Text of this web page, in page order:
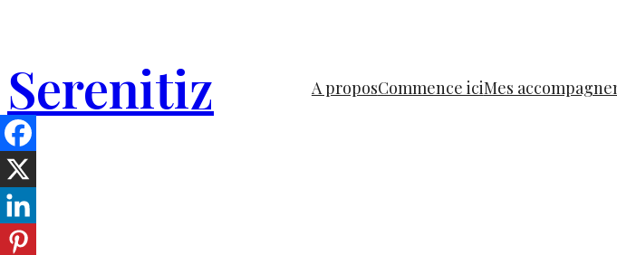
contenu
Serenitiz A proposCommence iciMes